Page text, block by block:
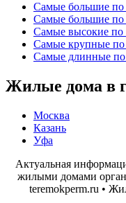
Самые большие по
Самые большие
Самые высокие по
Самые крупные по
Самые длинные по
Жилые дома в
Москва
Казань
Уфа
Актуальная
жилыми домами
teremokperm.ru •